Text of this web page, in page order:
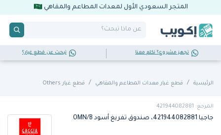
المتجر السعودي الأول لمعدات المطاعم والمقاهي
تجهز مشروع؟ تكلم معنا تبحث عن قطع غيار؟
الرئيسية قطع غيار معدات المطاعم والمقاهي قطع غيار Others
المرجع: 421944082881
جاجيا 421944082881، صندوق تفريغ أسود OMN/B